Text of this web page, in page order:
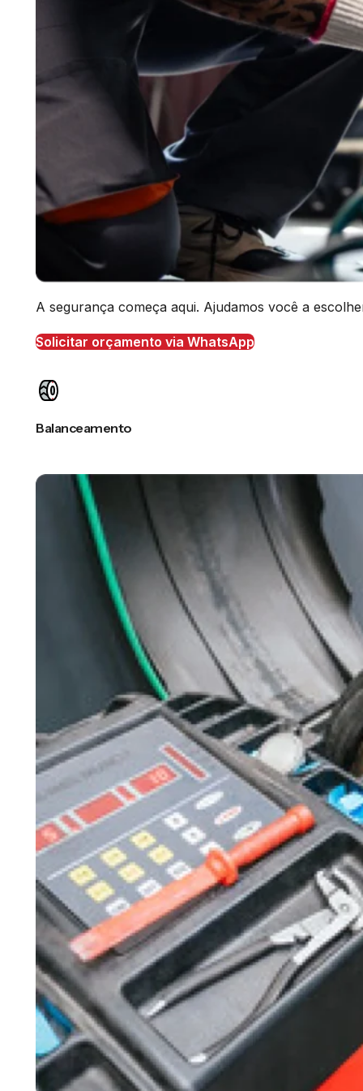
A segurança começa aqui. Ajudamos você a
Solicitar orçamento via WhatsApp
Balanceamento